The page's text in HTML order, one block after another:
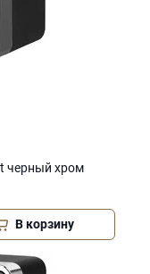
черный хром
В корзину